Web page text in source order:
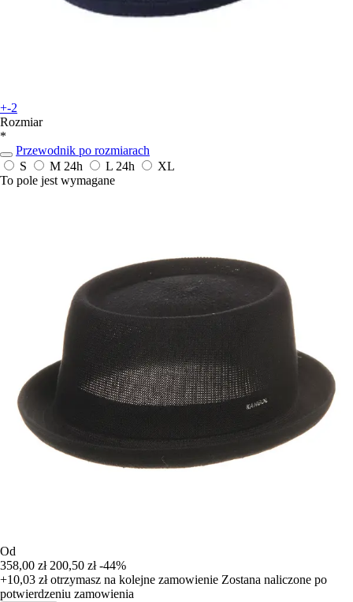
+-2
Rozmiar
*
Przewodnik po rozmiarach
S
M 24h L 24h
XL
To pole jest wymagane
Od
358,00 zł 200,50 zł -44%
+10,03 złotrzymasz na kolejne zamowienie Zostana naliczone po
potwierdzeniu zamowienia